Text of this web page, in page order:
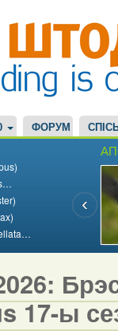
ФОРУМ
17-ы